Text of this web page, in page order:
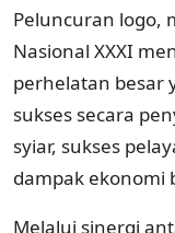
Peluncuran logo,
Nasional XXXI
perhelatan besar
sukses secara
syiar, sukses
dampak ekonomi
Melalui sinergi